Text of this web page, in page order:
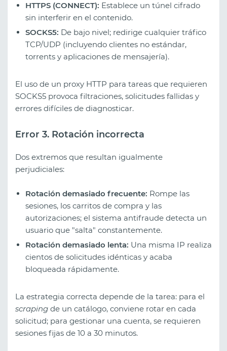
HTTPS (CONNECT): Establece un túnel cifrado
sin interferir en el contenido.
SOCKS5: De bajo nivel; redirige cualquier tráfico
TCP/UDP (incluyendo clientes no estándar,
torrents y aplicaciones de mensajería).
El uso de un proxy HTTP para tareas que requieren
SOCKS5 provoca filtraciones, solicitudes fallidas y
errores difíciles de diagnosticar.
Error 3. Rotación incorrecta
Dos extremos que resultan igualmente
perjudiciales:
Rotación demasiado frecuente: Rompe las
sesiones, los carritos de compra y las
autorizaciones; el sistema antifraude detecta un
usuario que "salta" constantemente.
Rotación demasiado lenta: Una misma IP realiza
cientos de solicitudes idénticas y acaba
bloqueada rápidamente.
La estrategia correcta depende de la tarea: para el
scraping de un catálogo, conviene rotar en cada
solicitud; para gestionar una cuenta, se requieren
sesiones fijas de 10 a 30 minutos.